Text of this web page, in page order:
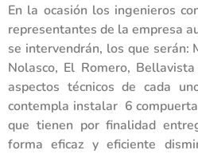
En la ocasión los ingenieros
representantes de la empresa
se intervendrán, los que serán:
Nolasco, El Romero,
aspectos técnicos de cada
contempla instalar 6
que tienen por finalidad
forma eficaz y eficiente